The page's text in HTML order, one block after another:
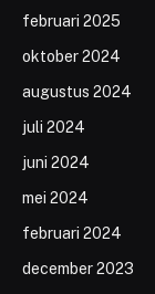
februari 2025
oktober 2024
augustus 2024
juli 2024
juni 2024
mei 2024
februari 2024
december 2023